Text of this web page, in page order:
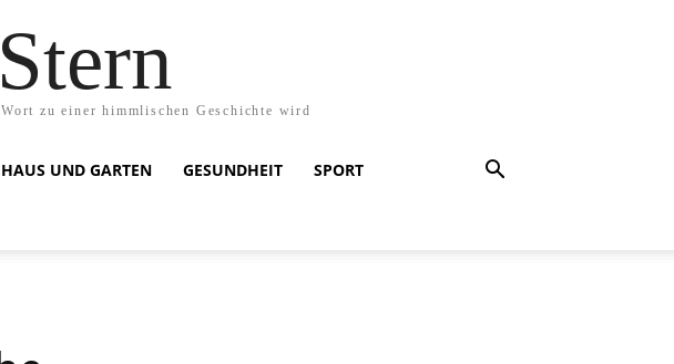
zu einer himmlischen Geschichte wird
HAUS UND GARTEN GESUNDHEIT SPORT